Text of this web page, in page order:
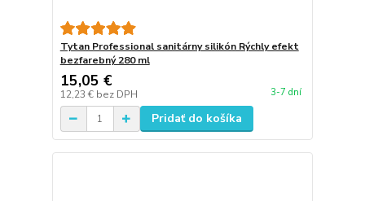
Tytan Professional sanitárny silikón Rýchly efekt
bezfarebný 280 ml
15,05 €
12,23 € bez DPH 3-7 dní
Pridať do košíka